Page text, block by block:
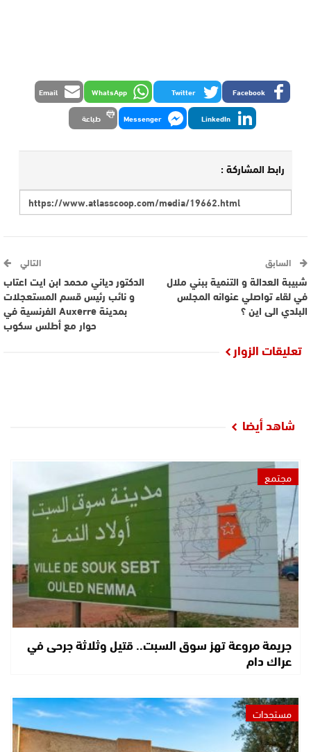
Facebook
Twitter
WhatsApp
Email
LinkedIn
Messenger طباعة
رابط المشاركة :
السابق
شبيبة العدالة و التنمية ببني ملال
في لقاء تواصلي عنوانه المجلس
البلدي الى اين ؟‎
التالي
الدكتور دياني محمد ابن ايت اعتاب
و نائب رئيس قسم المستعجلات
بمدينة Auxerre الفرنسية في
حوار مع أطلس سكوب
تعليقات الزوار
شاهد أيضا
مجتمع
جريمة مروعة تهز سوق السبت.. قتيل وثلاثة جرحى في
عراك دام
مستجدات